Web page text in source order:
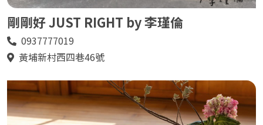
剛剛好 JUST RIGHT by 李瑾倫
電
0937777019
地黃埔新村西四巷46號